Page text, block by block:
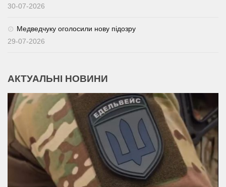
30-07-2026
Медведчуку оголосили нову підозру
29-07-2026
АКТУАЛЬНІ НОВИНИ